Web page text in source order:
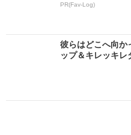
PR(Fav-Log)
彼らはどこへ向
ップ＆キレッキレ